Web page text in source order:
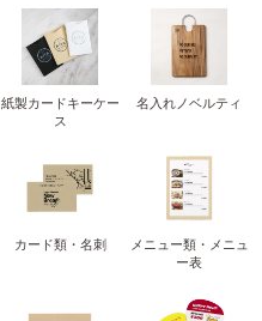
紙製カードキーケー
ス
名入れノベルティ
カード類・名刺
メニュー類・メニュ
ー表